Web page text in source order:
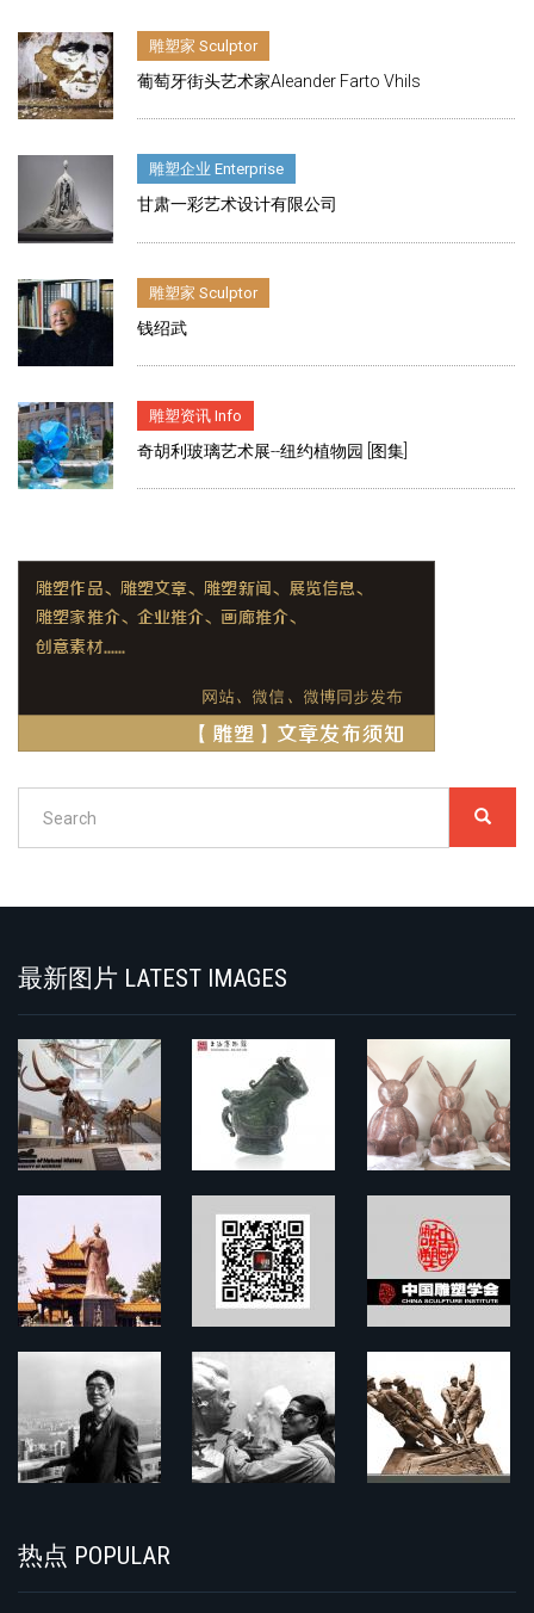
雕塑家 Sculptor
葡萄牙街头艺术家Aleander Farto Vhils
雕塑企业 Enterprise
甘肃一彩艺术设计有限公司
雕塑家 Sculptor
钱绍武
雕塑资讯 Info
奇胡利玻璃艺术展--纽约植物园 [图集]
最新图片 LATEST IMAGES
热点 POPULAR